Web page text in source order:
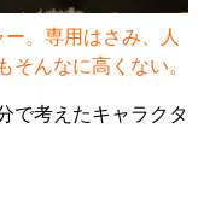
。専用はさみ、人
んなに高くない。
で考えたキャラクタ